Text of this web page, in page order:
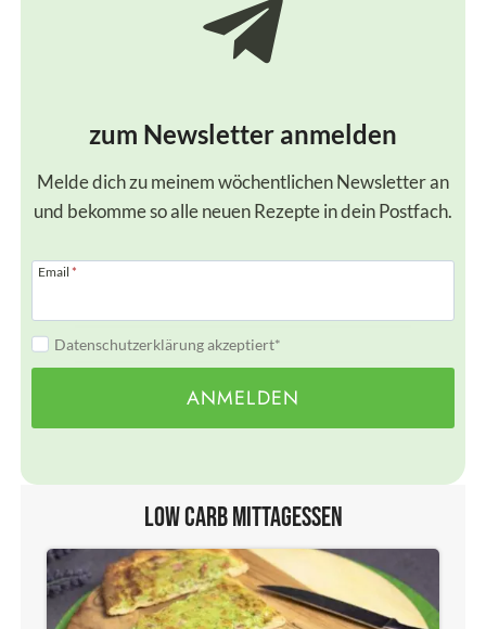
e
z
t
zum Newsletter anmelden
Melde dich zu meinem wöchentlichen Newsletter an
und bekomme so alle neuen Rezepte in dein Postfach.
Email *
Datenschutzerklärung akzeptiert*
ANMELDEN
Low Carb Mittagessen